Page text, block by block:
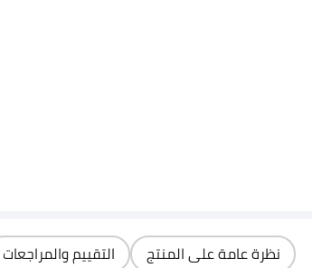
نظرة عامة على المنتج التقييم والمراجعات